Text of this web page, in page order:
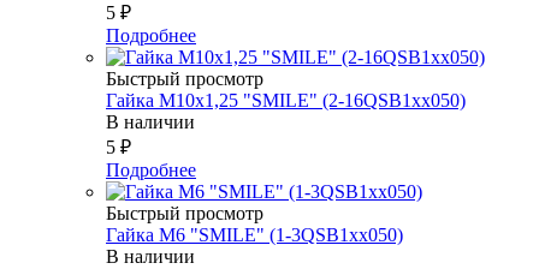
5 ₽
Подробнее
Быстрый просмотр
Гайка М10х1,25 "SMILE" (2-16QSB1xx050)
В наличии
5 ₽
Подробнее
Быстрый просмотр
Гайка М6 "SMILE" (1-3QSB1xx050)
В наличии